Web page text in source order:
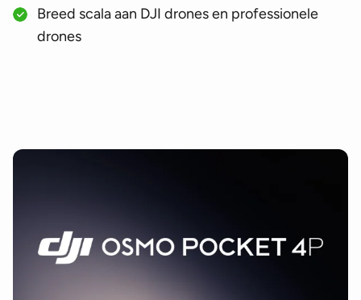
Breed scala aan DJI drones en professionele
drones